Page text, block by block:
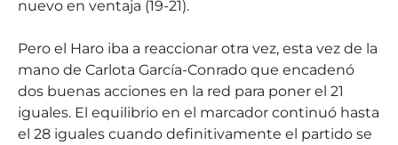
nuevo en ventaja (19-21).
Pero el Haro iba a reaccionar otra vez, esta vez de la
mano de Carlota García-Conrado que encadenó
dos buenas acciones en la red para poner el 21
iguales. El equilibrio en el marcador continuó hasta
el 28 iguales cuando definitivamente el partido se